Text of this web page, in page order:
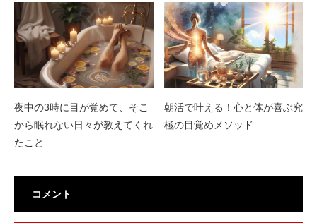
夜中の3時に目が覚めて、そこ
から眠れない日々が教えてくれ
たこと
朝活で叶える！心と体が喜ぶ究
極の目覚めメソッド
コメント